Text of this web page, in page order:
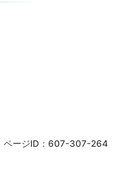
ページID：607-307-264